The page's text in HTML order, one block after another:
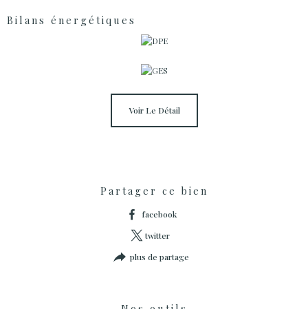
Bilans énergétiques
Voir Le Détail
Partager ce bien
facebook
twitter
plus de partage